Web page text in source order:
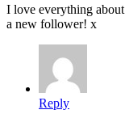
I love everything
a new follower! x
Reply